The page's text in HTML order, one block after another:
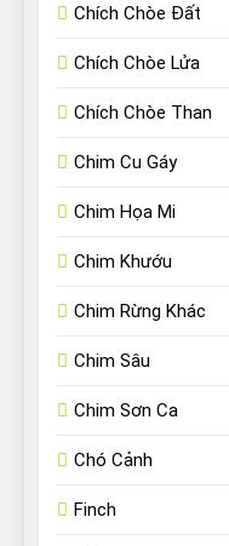
Chích Chòe Đất
Chích Chòe Lửa
Chích Chòe Than
Chim Cu Gáy
Chim Họa Mi
Chim Khướu
Chim Rừng Khác
Chim Sâu
Chim Sơn Ca
Chó Cảnh
Finch